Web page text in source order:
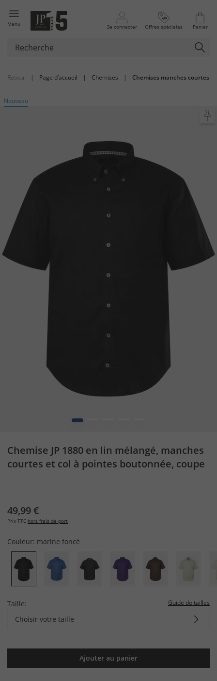
Menu Se connecter Offres spéciales Panier
Retour | Page d’accueil | Chemises | Chemises manches courtes
Nouveau
1
Chemise JP 1880 en lin mélangé, manches
courtes et col à pointes boutonnée, coupe
49,99 €
Prix TTC hors frais de port
Couleur: marine foncé
Taille: Guide de tailles
Choisir votre taille
Ajouter au panier